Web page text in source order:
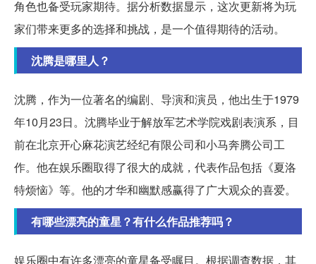
角色也备受玩家期待。据分析数据显示，这次更新将为玩
家们带来更多的选择和挑战，是一个值得期待的活动。
沈腾是哪里人？
沈腾，作为一位著名的编剧、导演和演员，他出生于1979
年10月23日。沈腾毕业于解放军艺术学院戏剧表演系，目
前在北京开心麻花演艺经纪有限公司和小马奔腾公司工
作。他在娱乐圈取得了很大的成就，代表作品包括《夏洛
特烦恼》等。他的才华和幽默感赢得了广大观众的喜爱。
有哪些漂亮的童星？有什么作品推荐吗？
娱乐圈中有许多漂亮的童星备受瞩目。根据调查数据，其